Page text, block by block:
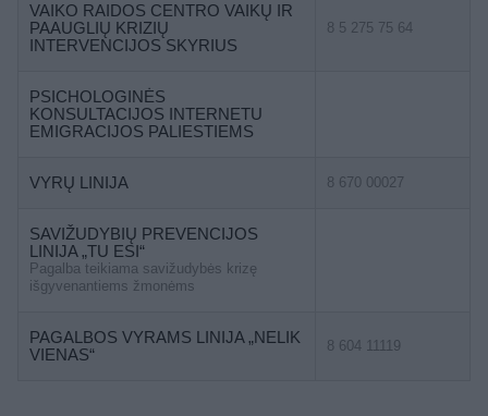
VAIKO RAIDOS CENTRO VAIKŲ IR
PAAUGLIŲ KRIZIŲ
INTERVENCIJOS SKYRIUS
8 5 275 75 64
PSICHOLOGINĖS
KONSULTACIJOS INTERNETU
EMIGRACIJOS PALIESTIEMS
VYRŲ LINIJA 8 670 00027
SAVIŽUDYBIŲ PREVENCIJOS
LINIJA „TU ESI“
Pagalba teikiama savižudybės krizę
išgyvenantiems žmonėms
PAGALBOS VYRAMS LINIJA „NELIK
VIENAS“
8 604 11119